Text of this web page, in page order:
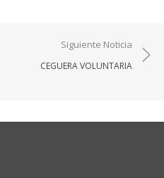
Siguiente Noticia
CEGUERA VOLUNTARIA